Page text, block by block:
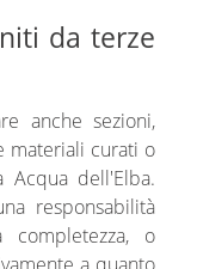
da terze
anche sezioni,
materiali curati o
dell'Elba.
responsabilità
o